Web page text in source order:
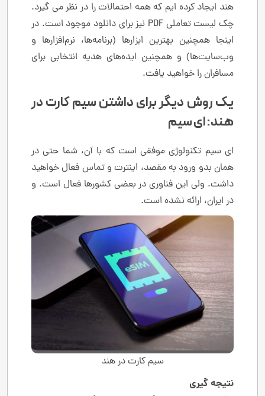
هند ایجاد کرده ایم که همه احتمالات را در نظر می گیرد.
چک لیست تعاملی PDF نیز برای دانلود موجود است. در
اینجا همچنین بهترین ابزارها (برنامه‌ها، نرم‌افزارها و
وب‌سایت‌ها) و همچنین ایده‌های هدیه انتخابی برای
مسافران را خواهید یافت.
یک روش دیگر برای داشتن سیم کارت در
هند: ای سیم
ای سیم تکنولوژی موفقی است که با آن، شما حتی در
همان بدو ورود به مقصد، اینترت و تماس فعال خواهید
داشت. ولی این فناوری در بعضی کشورها فعال است. و
در ایران، ارائه نشده است.
سیم کارت در هند
نتیجه گیری